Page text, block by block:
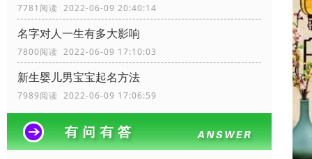
7781阅读 2022-06-09 20:40:14
名字对人一生有多大影响
7800阅读 2022-06-09 17:10:03
新生婴儿男宝宝起名方法
7989阅读 2022-06-09 17:06:59